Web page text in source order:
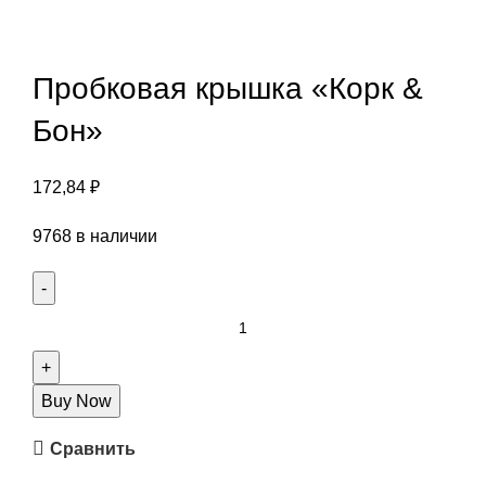
Пробковая крышка «Корк &
Бон»
172,84 ₽
9768 в наличии
Buy Now
Сравнить